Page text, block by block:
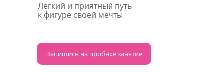
Легкий и приятный путь
к фигуре своей мечты
Запишись на пробное занятие